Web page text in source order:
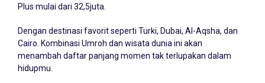
Plus mulai dari 32,5juta.
Dengan destinasi favorit seperti Turki, Dubai, Al-Aqsha, dan
Cairo. Kombinasi Umroh dan wisata dunia ini akan
menambah daftar panjang momen tak terlupakan dalam
hidupmu.